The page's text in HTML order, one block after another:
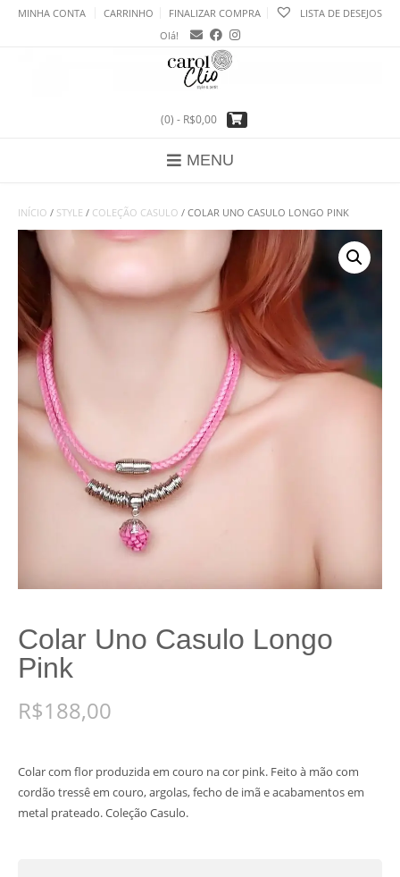
SkipMINHA CONTA CARRINHO FINALIZAR COMPRA
LISTA DE DESEJOS
Olá!
(0) - R$0,00
MENU
INÍCIO / STYLE / COLEÇÃO CASULO / COLAR UNO CASULO LONGO PINK
Colar Uno Casulo Longo
Pink
R$188,00
Colar com flor produzida em couro na cor pink. Feito à mão com
cordão tressê em couro, argolas, fecho de imã e acabamentos em
metal prateado. Coleção Casulo.